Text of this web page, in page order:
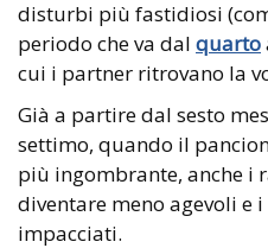
disturbi più fastidiosi
periodo che va dal quarto
cui i partner ritrovano la
Già a partire dal sesto
settimo, quando il
più ingombrante, anche i
diventare meno agevoli e
impacciati.